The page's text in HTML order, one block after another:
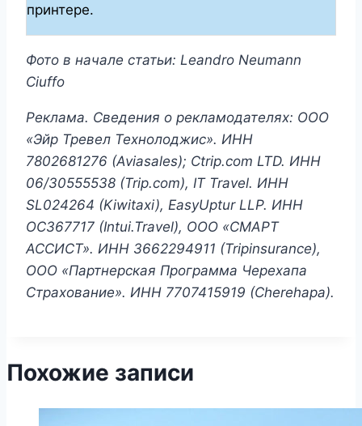
принтере.
Фото в начале статьи: Leandro Neumann
Ciuffo
Реклама. Сведения о рекламодателях: ООО
«Эйр Тревел Технолоджис». ИНН
7802681276 (Aviasales); Ctrip.com LTD. ИНН
06/30555538 (Trip.com), IT Travel. ИНН
SL024264 (Kiwitaxi), EasyUptur LLP. ИНН
OC367717 (Intui.Travel), ООО «СМАРТ
АССИСТ». ИНН 3662294911 (Tripinsurance),
ООО «Партнерская Программа Черехапа
Страхование». ИНН 7707415919 (Cherehapa).
Похожие записи